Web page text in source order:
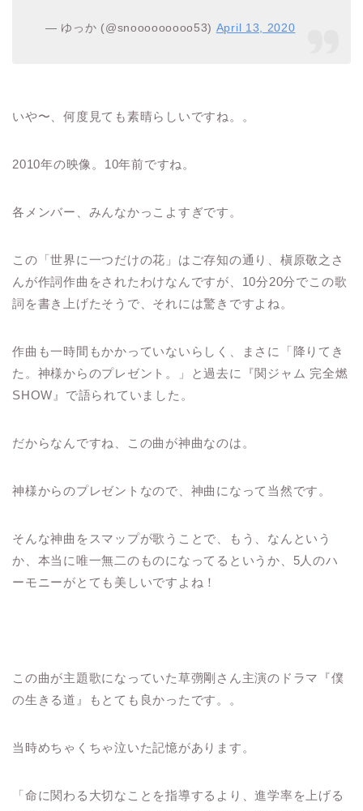
— ゆっか (@snooooooooo53) April 13, 2020
いや〜、何度見ても素晴らしいですね。。
2010年の映像。10年前ですね。
各メンバー、みんなかっこよすぎです。
この「世界に一つだけの花」はご存知の通り、槇原敬之さ
んが作詞作曲をされたわけなんですが、10分20分でこの歌
詞を書き上げたそうで、それには驚きですよね。
作曲も一時間もかかっていないらしく、まさに「降りてき
た。神様からのプレゼント。」と過去に『関ジャム 完全燃
SHOW』で語られていました。
だからなんですね、この曲が神曲なのは。
神様からのプレゼントなので、神曲になって当然です。
そんな神曲をスマップが歌うことで、もう、なんという
か、本当に唯一無二のものになってるというか、5人のハ
ーモニーがとても美しいですよね！
この曲が主題歌になっていた草彅剛さん主演のドラマ『僕
の生きる道』もとても良かったです。。
当時めちゃくちゃ泣いた記憶があります。
「命に関わる大切なことを指導するより、進学率を上げる